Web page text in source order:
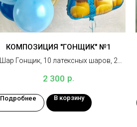
КОМПОЗИЦИЯ "ГОНЩИК" №1
Шар Гонщик, 10 латексных шаров, 2
2 300 р.
Подробнее В корзину